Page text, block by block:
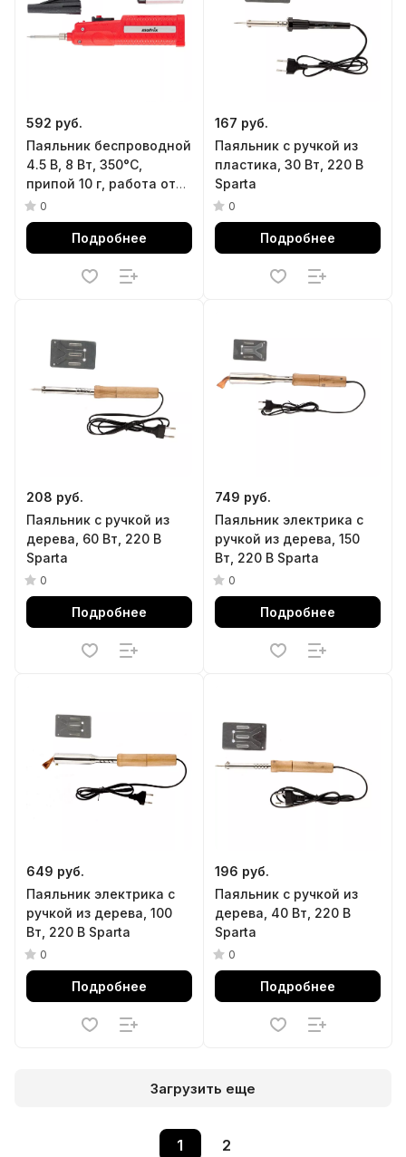
592 руб.
Паяльник беспроводной
4.5 В, 8 Вт, 350°С,
припой 10 г, работа от
элементов питания
3хАА Matrix
0
Подробнее
167 руб.
Паяльник с ручкой из
пластика, 30 Вт, 220 В
Sparta
0
Подробнее
208 руб.
Паяльник с ручкой из
дерева, 60 Вт, 220 В
Sparta
0
Подробнее
749 руб.
Паяльник электрика с
ручкой из дерева, 150
Вт, 220 В Sparta
0
Подробнее
649 руб.
Паяльник электрика с
ручкой из дерева, 100
Вт, 220 В Sparta
0
Подробнее
196 руб.
Паяльник с ручкой из
дерева, 40 Вт, 220 В
Sparta
0
Подробнее
Загрузить еще
1 2